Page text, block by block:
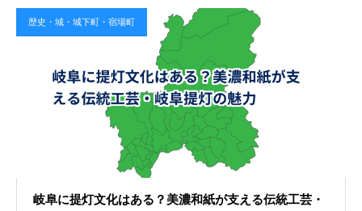
歴史・城・城下町・宿場町
岐阜に提灯文化はある？美濃和紙が支える伝統工芸・